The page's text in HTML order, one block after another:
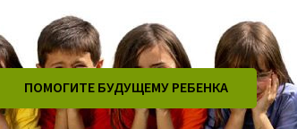
ПОМОГИТЕ БУДУЩЕМУ РЕБЕНКА